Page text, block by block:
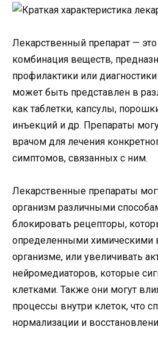
Лекарственный препарат —
комбинация веществ,
профилактики или
может быть представлен в
как таблетки, капсулы,
инъекций и др. Препараты
врачом для лечения
симптомов, связанных с ним.
Лекарственные препараты
организм различными
блокировать рецепторы,
определенными химическими
организме, или увеличивать
нейромедиаторов, которые
клетками. Также они могут
процессы внутри клеток, что
нормализации и